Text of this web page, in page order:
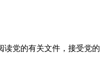
读党的有关文件，接受党的